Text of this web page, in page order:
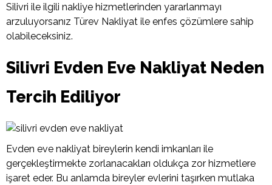
Silivri ile ilgili nakliye hizmetlerinden yararlanmayı
arzuluyorsanız Türev Nakliyat ile enfes çözümlere sahip
olabileceksiniz.
Silivri Evden Eve Nakliyat Neden
Tercih Ediliyor
Evden eve nakliyat bireylerin kendi imkanları ile
gerçekleştirmekte zorlanacakları oldukça zor hizmetlere
işaret eder. Bu anlamda bireyler evlerini taşırken mutlaka